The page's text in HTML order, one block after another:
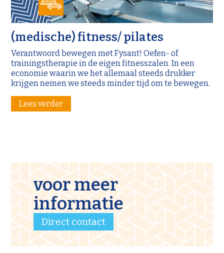
(medische) fitness/ pilates
Verantwoord bewegen met Fysant! Oefen- of
trainingstherapie in de eigen fitnesszalen. In een
economie waarin we het allemaal steeds drukker
krijgen nemen we steeds minder tijd om te bewegen.
Lees verder
voor meer
informatie
Direct contact